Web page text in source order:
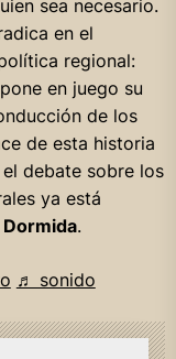
sea necesario.
en el
regional:
en juego su
de los
de esta historia
debate sobre los
ya está
Dormida.
♬ sonido